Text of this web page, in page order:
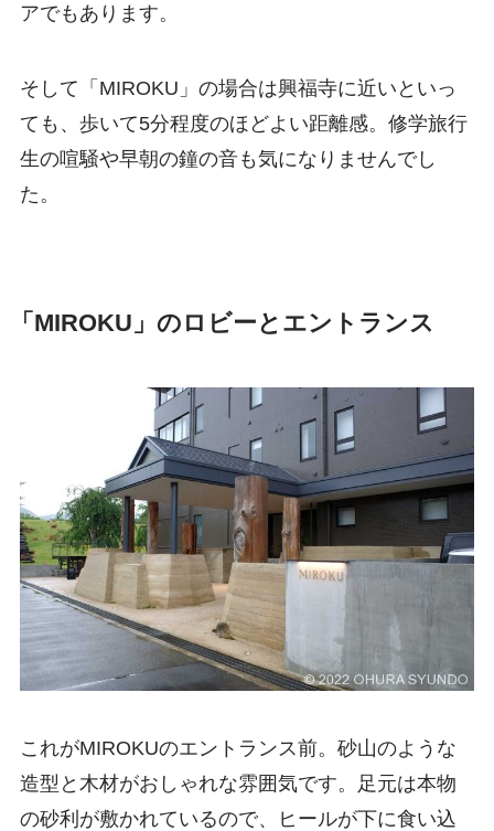
アでもあります。
そして「MIROKU」の場合は興福寺に近いといっ
ても、歩いて5分程度のほどよい距離感。修学旅行
生の喧騒や早朝の鐘の音も気になりませんでし
た。
「MIROKU」のロビーとエントランス
これがMIROKUのエントランス前。砂山のような
造型と木材がおしゃれな雰囲気です。足元は本物
の砂利が敷かれているので、ヒールが下に食い込